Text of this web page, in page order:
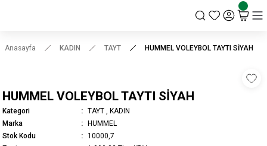
Anasayfa KADIN TAYT HUMMEL VOLEYBOL TAYTI SİYAH
HUMMEL VOLEYBOL TAYTI SİYAH
Kategori TAYT
KADIN
Marka
HUMMEL
Stok Kodu
10000,7